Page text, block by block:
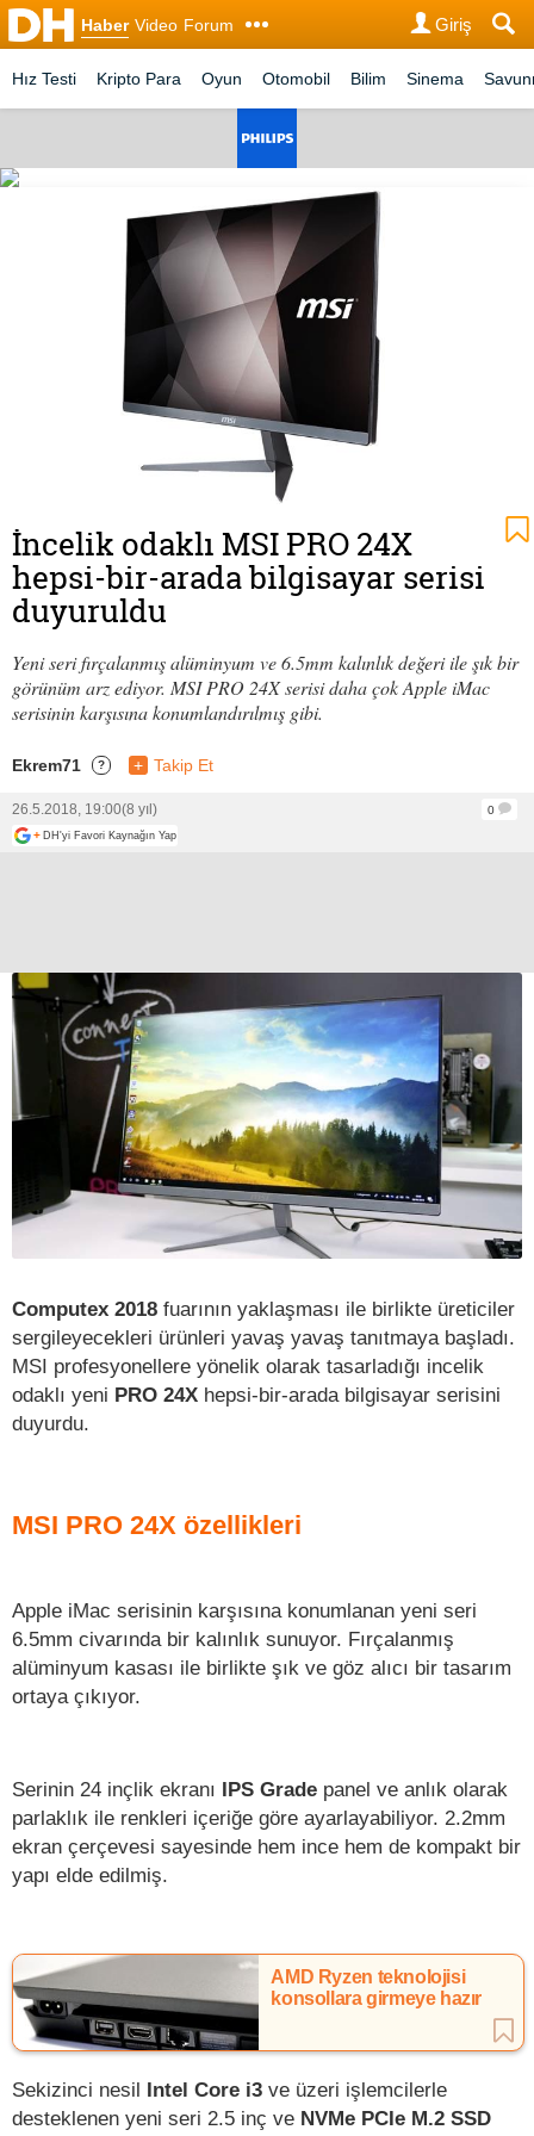
Haber Video Forum Giriş
Hız Testi Kripto Para Oyun Otomobil Bilim Sinema
İncelik odaklı MSI PRO 24X
hepsi-bir-arada bilgisayar serisi
duyuruldu
Yeni seri fırçalanmış alüminyum ve 6.5mm kalınlık değeri ile şık bir
görünüm arz ediyor. MSI PRO 24X serisi daha çok Apple iMac
serisinin karşısına konumlandırılmış gibi.
Ekrem71 ? + Takip Et
26.5.2018, 19:00(8 yıl)
0
+ DH'yi Favori Kaynağın Yap
Computex 2018 fuarının yaklaşması ile birlikte üreticiler
sergileyecekleri ürünleri yavaş yavaş tanıtmaya başladı.
MSI profesyonellere yönelik olarak tasarladığı incelik
odaklı yeni PRO 24X hepsi-bir-arada bilgisayar serisini
duyurdu.
MSI PRO 24X özellikleri
Apple iMac serisinin karşısına konumlanan yeni seri
6.5mm civarında bir kalınlık sunuyor. Fırçalanmış
alüminyum kasası ile birlikte şık ve göz alıcı bir tasarım
ortaya çıkıyor.
Serinin 24 inçlik ekranı IPS Grade panel ve anlık olarak
parlaklık ile renkleri içeriğe göre ayarlayabiliyor. 2.2mm
ekran çerçevesi sayesinde hem ince hem de kompakt bir
yapı elde edilmiş.
AMD Ryzen teknolojisi
konsollara girmeye hazır
Sekizinci nesil Intel Core i3 ve üzeri işlemcilerle
desteklenen yeni seri 2.5 inç ve NVMe PCIe M.2 SSD